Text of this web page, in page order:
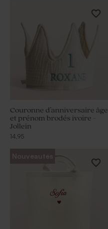
Couronne d’anniversaire âge
et prénom brodés ivoire -
Jollein
14,95
Nouveautés